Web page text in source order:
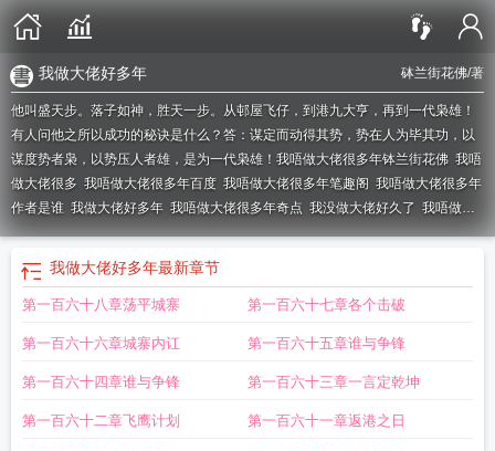
砵兰街花佛/著
我做大佬好多年
他叫盛天步。落子如神，胜天一步。从邨屋飞仔，到港九大亨，再到一代枭雄！
有人问他之所以成功的秘诀是什么？答：谋定而动得其势，势在人为毕其功，以
谋度势者枭，以势压人者雄，是为一代枭雄！ 我唔做大佬很多年钵兰街花佛 我唔
做大佬很多 我唔做大佬很多年百度 我唔做大佬很多年笔趣阁 我唔做大佬很多年
作者是谁 我做大佬好多年 我唔做大佬很多年奇点 我没做大佬好久了 我唔做大
佬很多年笔砵兰街花佛(综武侠)我做大佬那些年我唔做大佬很多年砵兰街
我做大佬那些年by 我做大佬那些年
大佬很多年TXT免费
很多年全文阅读我当大佬这些年 我冇做大佬好耐了我唔做大佬很多年盛天
好多年我唔做大佬很多年txt 我唔做大佬很多年TXT我唔做大佬很多年免费阅
读我唔做大佬很多年最新章节 我唔做大佬很多年 免费阅读无弹窗我没做大佬
我做大佬好多年最新章节
第一百六十八章荡平城寨 第一百六十七章各个击破
第一百六十六章城寨内讧 第一百六十五章谁与争锋
第一百六十四章谁与争锋 第一百六十三章一言定乾坤
第一百六十二章飞鹰计划 第一百六十一章返港之日